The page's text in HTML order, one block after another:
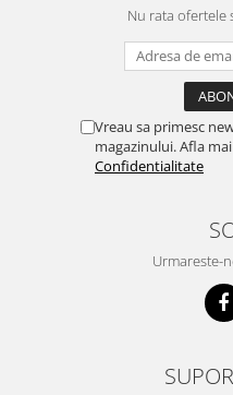
Nu rata ofertele
Vreau sa primesc
magazinului. Afla
Confidentialitate
Urmareste-